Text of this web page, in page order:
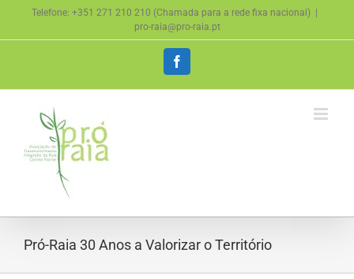
content
Telefone: +351 271 210 210 (Chamada para a rede fixa nacional)
pro-raia@pro-raia.pt
Facebook
Pró-Raia 30 Anos a Valorizar o Território